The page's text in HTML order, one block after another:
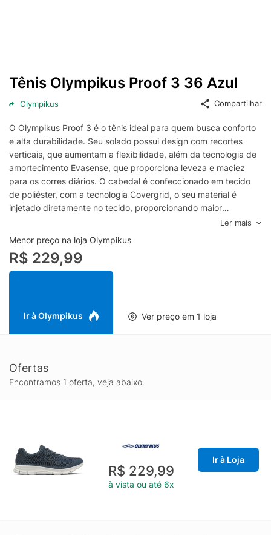
Tênis Olympikus Proof 3 36 Azul
Olympikus Compartilhar
O Olympikus Proof 3 é o tênis ideal para quem busca conforto
e alta durabilidade. Seu solado possui design com recortes
verticais, que aumentam a flexibilidade, além da tecnologia de
amortecimento Evasense, que proporciona leveza e maciez
para os corres diários. O cabedal é confeccionado em tecido
de poliéster, com a tecnologia Covergrid, o seu material é
injetado diretamente no tecido, proporcionando maior
proteção, resistência e durabilidade. Possui ainda forro com
espuma e atacador bicolor, ambos compostos por tecido
poliéster texturizado.
Ler mais
Menor preço na loja Olympikus
R$ 229,99
Ir à Olympikus Ver preço em 1 loja
Ofertas
Encontramos 1 oferta, veja abaixo.
R$ 229,99
à vista ou até 6x
Ir à Loja